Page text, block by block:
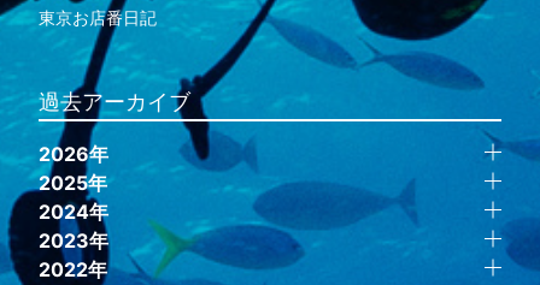
東京お店番日記
過去アーカイブ
2026年
2025年
2024年
2023年
2022年